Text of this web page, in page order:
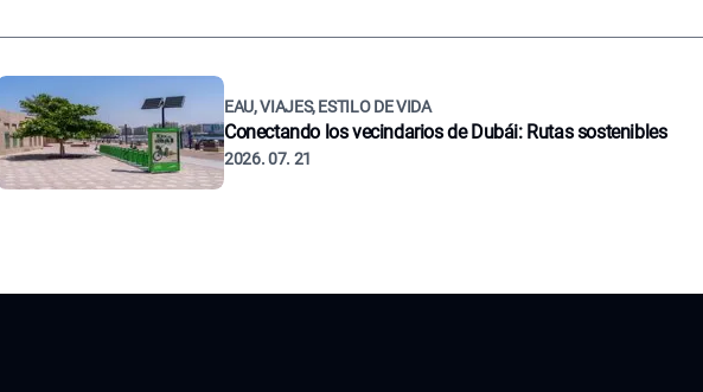
EAU, VIAJES, ESTILO DE VIDA
Conectando los vecindarios de Dubái: Rutas sostenibles
2026. 07. 21